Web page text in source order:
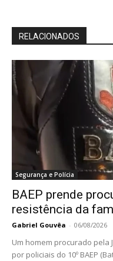
RELACIONADOS
Segurança e Polícia
BAEP prende
resistência da
Gabriel Gouvêa - 06/08/2026
Um homem procurado
por policiais do 10º BAEP